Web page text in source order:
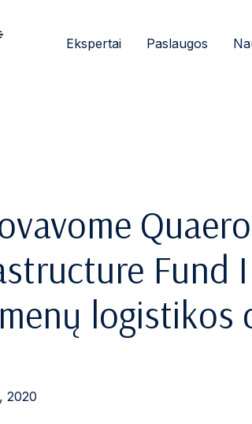
Ekspertai Paslaugos
Fund
logistikos
2020